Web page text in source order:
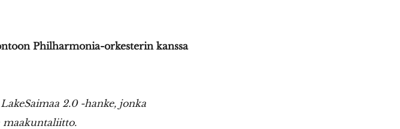
Philharmonia-orkesterin kanssa
2.0 -hanke, jonka
maakuntaliitto.